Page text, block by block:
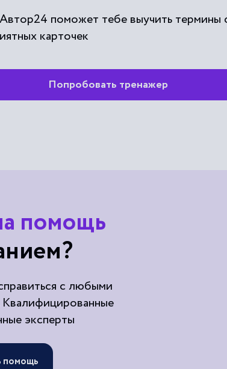
поможет тебе выучить
карточек
Попробовать тренажер
помощь
с любыми
Квалифицированные
эксперты
помощь